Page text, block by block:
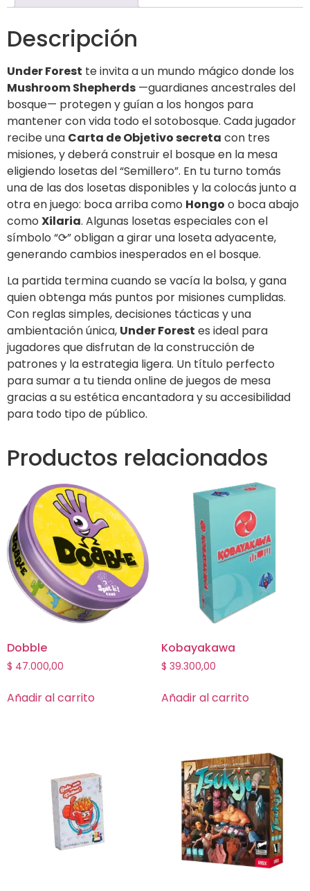
Descripción
Under Forest te invita a un mundo mágico donde los
Mushroom Shepherds —guardianes ancestrales del
bosque— protegen y guían a los hongos para
mantener con vida todo el sotobosque. Cada jugador
recibe una Carta de Objetivo secreta con tres
misiones, y deberá construir el bosque en la mesa
eligiendo losetas del “Semillero”. En tu turno tomás
una de las dos losetas disponibles y la colocás junto a
otra en juego: boca arriba como Hongo o boca abajo
como Xilaria. Algunas losetas especiales con el
símbolo “⟳” obligan a girar una loseta adyacente,
generando cambios inesperados en el bosque.
La partida termina cuando se vacía la bolsa, y gana
quien obtenga más puntos por misiones cumplidas.
Con reglas simples, decisiones tácticas y una
ambientación única, Under Forest es ideal para
jugadores que disfrutan de la construcción de
patrones y la estrategia ligera. Un título perfecto
para sumar a tu tienda online de juegos de mesa
gracias a su estética encantadora y su accesibilidad
para todo tipo de público.
Productos relacionados
Dobble
$ 47.000,00
Añadir al carrito
Kobayakawa
$ 39.300,00
Añadir al carrito